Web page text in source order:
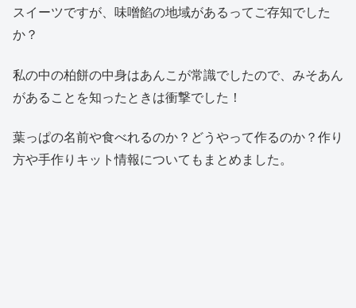
スイーツですが、味噌餡の地域があるってご存知でした
か？
私の中の柏餅の中身はあんこが常識でしたので、みそあん
があることを知ったときは衝撃でした！
葉っぱの名前や食べれるのか？どうやって作るのか？作り
方や手作りキット情報についてもまとめました。